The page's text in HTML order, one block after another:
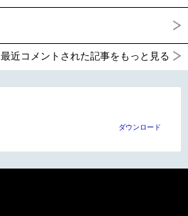
最近コメントされた記事をもっと見る
ダウンロード